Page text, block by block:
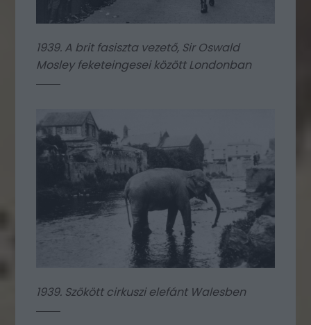
1939. A brit fasiszta vezető, Sir Oswald
Mosley feketeingesei között Londonban
1939. Szökött cirkuszi elefánt Walesben